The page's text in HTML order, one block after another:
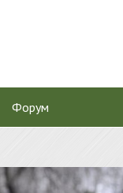
Форум